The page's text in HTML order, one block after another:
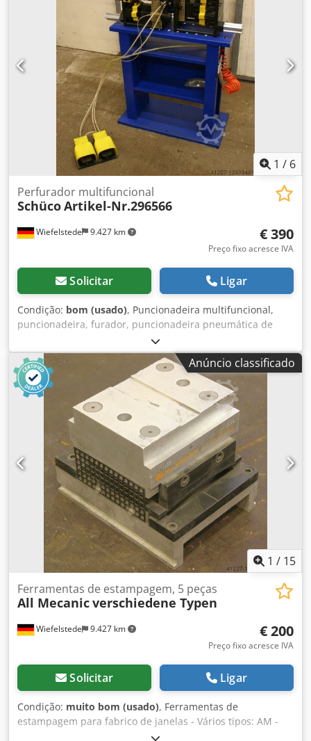
1 / 6
Wiefelstede 9.427 km
Perfurador multifuncional
SchücoArtikel-Nr.296566
€ 390
Preço fixo acresce IVA
Solicitar Ligar
Condição: bom (usado), Puncionadeira multifuncional,
puncionadeira, furador, puncionadeira pneumática de
furos Dwsdpfsn Sru Hjx Akqea -operada pneumaticamente
Anúncio classificado
1 / 15
Wiefelstede 9.427 km
Ferramentas de estampagem, 5 peças
All Mecanicverschiedene Typen
€ 200
Preço fixo acresce IVA
Solicitar Ligar
Condição: muito bom (usado), Ferramentas de
estampagem para fabrico de janelas - Vários tipos: AM -
9333/9352-1/9335/9334/94-234907 - Venda: apenas em